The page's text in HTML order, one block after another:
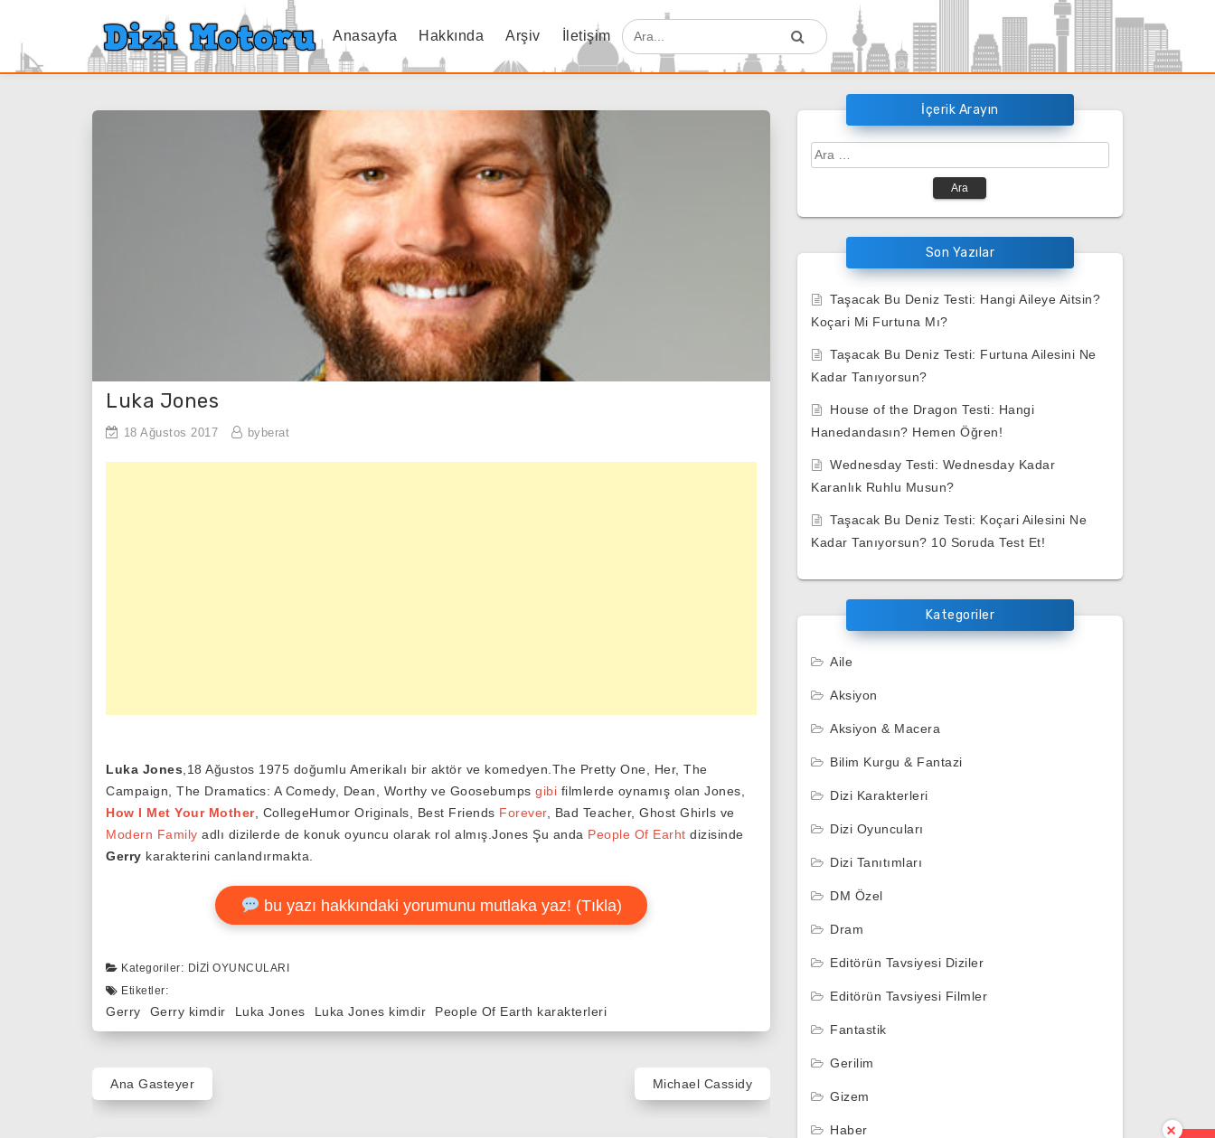
Anasayfa Hakkında Arşiv İletişim
Luka Jones
18 Ağustos 2017 byberat
Luka Jones ,18 Ağustos 1975 doğumlu Amerikalı bir aktör ve komedyen.The Pretty One, Her, The
Campaign, The Dramatics: A Comedy, Dean, Worthy ve Goosebumps gibi filmlerde oynamış olan Jones,
How I Met Your Mother, CollegeHumor Originals, Best Friends Forever, Bad Teacher, Ghost Ghirls ve
Modern Family adlı dizilerde de konuk oyuncu olarak rol almış.Jones Şu anda People Of Earht dizisinde
Gerry karakterini canlandırmakta.
bu yazı hakkındaki yorumunu mutlaka yaz! (Tıkla)
Kategoriler: DIZI OYUNCULARI
Etiketler:
Gerry Gerry kimdir Luka Jones Luka Jones kimdir People Of Earth karakterleri
Yazı
gezinmesi
Ana Gasteyer Michael Cassidy
İçerik Arayın
Arama:
Son Yazılar
Taşacak Bu Deniz Testi: Hangi Aileye Aitsin?
Koçari Mi Furtuna Mı?
Taşacak Bu Deniz Testi: Furtuna Ailesini Ne
Kadar Tanıyorsun?
House of the Dragon Testi: Hangi
Hanedandasın? Hemen Öğren!
Wednesday Testi: Wednesday Kadar
Karanlık Ruhlu Musun?
Taşacak Bu Deniz Testi: Koçari Ailesini Ne
Kadar Tanıyorsun? 10 Soruda Test Et!
Kategoriler
Aile
Aksiyon
Aksiyon & Macera
Bilim Kurgu & Fantazi
Dizi Karakterleri
Dizi Oyuncuları
Dizi Tanıtımları
DM Özel
Dram
Editörün Tavsiyesi Diziler
Editörün Tavsiyesi Filmler
Fantastik
Gerilim
Gizem
Haber ×